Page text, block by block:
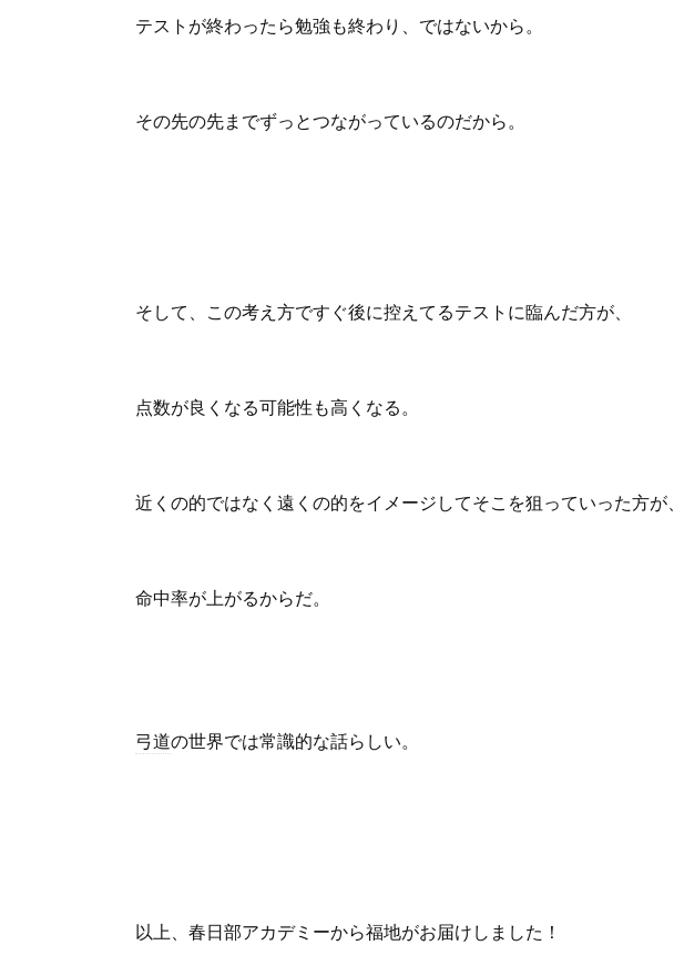
テストが終わったら勉強も終わり、ではないから。
その先の先までずっとつながっているのだから。
そして、この考え方ですぐ後に控えてるテストに臨んだ方が、
点数が良くなる可能性も高くなる。
近くの的ではなく遠くの的をイメージしてそこを狙っていった方が、
命中率が上がるからだ。
弓道の世界では常識的な話らしい。
以上、春日部アカデミーから福地がお届けしました！